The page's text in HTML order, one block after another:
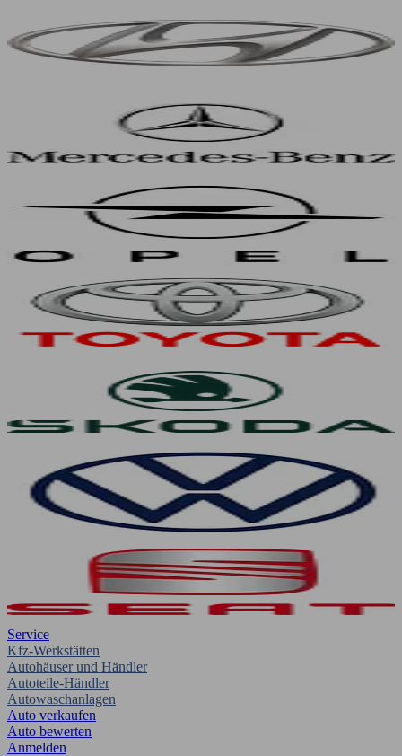
Service
Kfz-Werkstätten
Autohäuser und Händler
Autoteile-Händler
Autowaschanlagen
Auto verkaufen
Auto bewerten
Anmelden